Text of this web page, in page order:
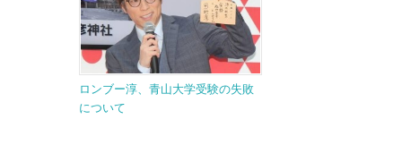
ロンブー淳、青山大学受験の失敗
について